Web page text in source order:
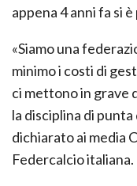
appena 4 anni fa si è
«Siamo una
minimo i costi di
ci mettono in grave
la disciplina di
dichiarato ai media
Federcalcio italiana.